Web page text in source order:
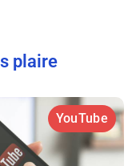
plaire
YouTube